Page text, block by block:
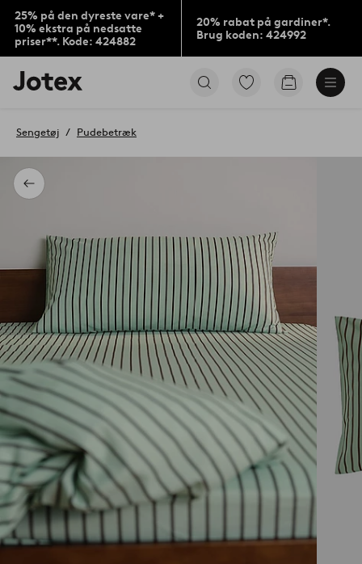
25% på den dyreste vare* +
10% ekstra på nedsatte
priser**. Kode: 424882
20% rabat på gardiner*.
Brug koden: 424992
Jotex
logo
til
Gå
Gå
Tilbage
Sengetøj Pudebetræk